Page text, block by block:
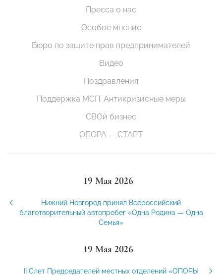
Пресса о нас
Особое мнение
Бюро по защите прав предпринимателей
Видео
Поздравления
Поддержка МСП. Антикризисные меры
СВОй бизнес
ОПОРА — СТАРТ
19 Мая 2026
Нижний Новгород принял Всероссийский
благотворительный автопробег «Одна Родина — Одна
Семья»
19 Мая 2026
II Слет Председателей местных отделений «ОПОРЫ